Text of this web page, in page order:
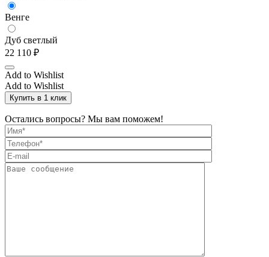
Венге
Дуб светлый
22 110 ₽
Add to Wishlist
Add to Wishlist
Купить в 1 клик
Остались вопросы? Мы вам поможем!